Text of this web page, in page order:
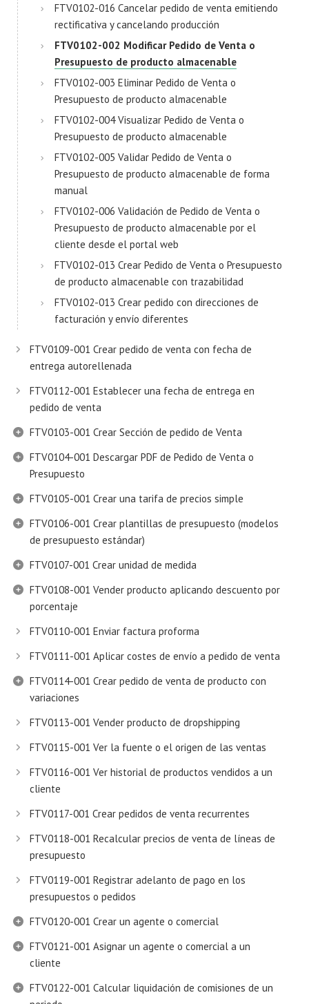
FTV0102-016 Cancelar pedido de venta emitiendo
rectificativa y cancelando producción
FTV0102-002 Modificar Pedido de Venta o
Presupuesto de producto almacenable
FTV0102-003 Eliminar Pedido de Venta o
Presupuesto de producto almacenable
FTV0102-004 Visualizar Pedido de Venta o
Presupuesto de producto almacenable
FTV0102-005 Validar Pedido de Venta o
Presupuesto de producto almacenable de forma
manual
FTV0102-006 Validación de Pedido de Venta o
Presupuesto de producto almacenable por el
cliente desde el portal web
FTV0102-013 Crear Pedido de Venta o Presupuesto
de producto almacenable con trazabilidad
FTV0102-013 Crear pedido con direcciones de
facturación y envío diferentes
FTV0109-001 Crear pedido de venta con fecha de
entrega autorellenada
FTV0112-001 Establecer una fecha de entrega en
pedido de venta
FTV0103-001 Crear Sección de pedido de Venta
FTV0104-001 Descargar PDF de Pedido de Venta o
Presupuesto
FTV0105-001 Crear una tarifa de precios simple
FTV0106-001 Crear plantillas de presupuesto (modelos
de presupuesto estándar)
FTV0107-001 Crear unidad de medida
FTV0108-001 Vender producto aplicando descuento por
porcentaje
FTV0110-001 Enviar factura proforma
FTV0111-001 Aplicar costes de envío a pedido de venta
FTV0114-001 Crear pedido de venta de producto con
variaciones
FTV0113-001 Vender producto de dropshipping
FTV0115-001 Ver la fuente o el origen de las ventas
FTV0116-001 Ver historial de productos vendidos a un
cliente
FTV0117-001 Crear pedidos de venta recurrentes
FTV0118-001 Recalcular precios de venta de líneas de
presupuesto
FTV0119-001 Registrar adelanto de pago en los
presupuestos o pedidos
FTV0120-001 Crear un agente o comercial
FTV0121-001 Asignar un agente o comercial a un
cliente
FTV0122-001 Calcular liquidación de comisiones de un